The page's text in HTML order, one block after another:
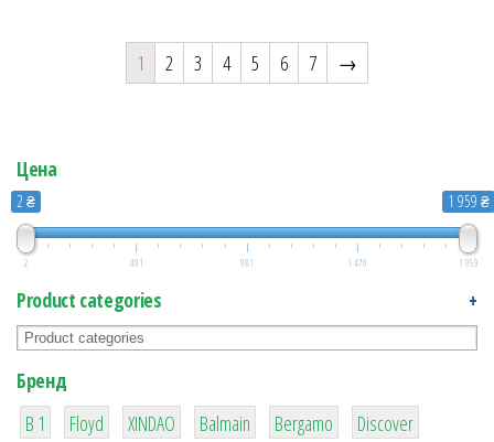
1 2 3 4 5 6 7 →
Цена
2 ₴ 1 959 ₴
2 491 981 1 470 1 959
Product categories +
Бренд
B 1
2
Floyd
1
XINDAO
3
Balmain
7
Bergamo
24
Discover